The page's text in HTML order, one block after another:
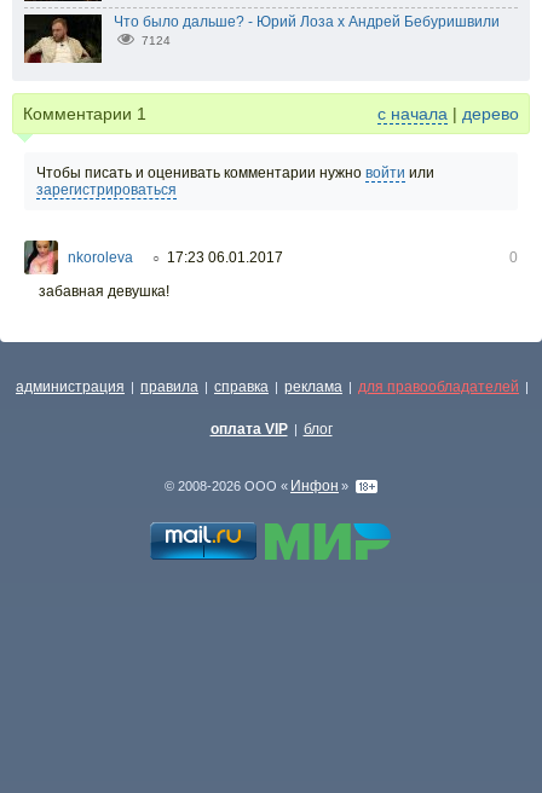
Что было дальше? - Юрий Лоза х Андрей Бебуришвили
7124
Комментарии 1 с начала | дерево
Чтобы писать и оценивать комментарии нужно войти или
зарегистрироваться
nkoroleva ○ 17:23 06.01.2017
0
забавная девушка!
администрация | правила | справка | реклама | для правообладателей |
оплата VIP | блог
© 2008-2026 ООО « Инфон »